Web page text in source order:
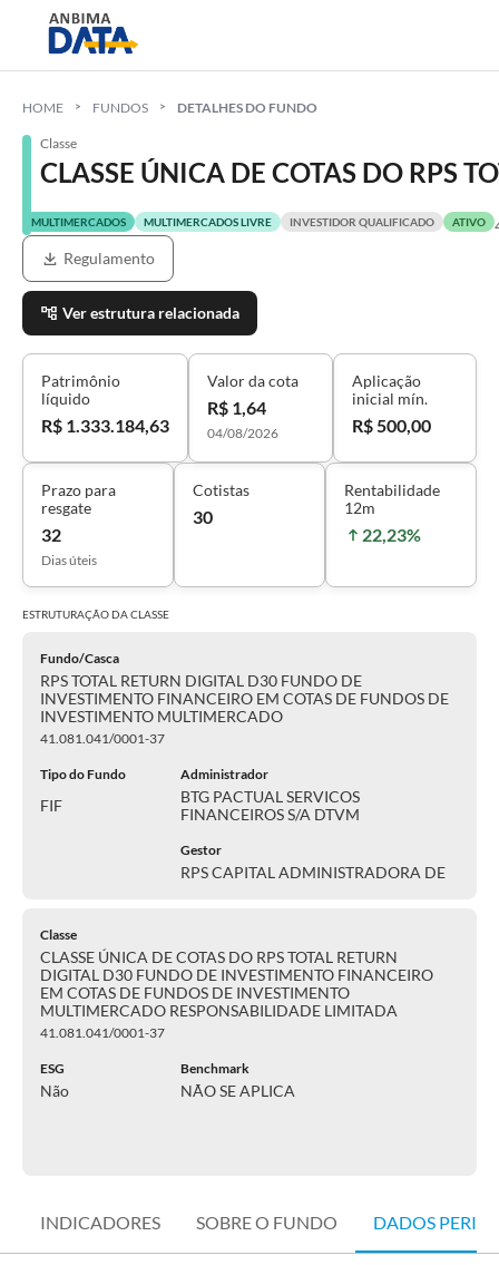
HOME FUNDOS DETALHES DO FUNDO
Classe
CLASSE ÚNICA DE COTAS DO RPS
MULTIMERCADOS MULTIMERCADOS LIVRE INVESTIDOR QUALIFICADO ATIVO
Regulamento
Ver estrutura relacionada
Patrimônio
líquido
R$ 1.333.184,63
Valor da cota
R$ 1,64
04/08/2026
Aplicação
inicial mín.
R$ 500,00
Prazo para
resgate
32
Dias úteis
Cotistas
30
Rentabilidade
12m
22,23%
ESTRUTURAÇÃO DACLASSE
Fundo/Casca
RPS TOTAL RETURN DIGITAL D30 FUNDO DE
INVESTIMENTO FINANCEIRO EM COTAS DE FUNDOS DE
INVESTIMENTO MULTIMERCADO
41.081.041/0001-37
Tipo do Fundo
FIF
Administrador
BTG PACTUAL SERVICOS
FINANCEIROS S/A DTVM
Gestor
RPS CAPITAL ADMINISTRADORA DE
Classe
CLASSE ÚNICA DE COTAS DO RPS TOTAL RETURN
DIGITAL D30 FUNDO DE INVESTIMENTO FINANCEIRO
EM COTAS DE FUNDOS DE INVESTIMENTO
MULTIMERCADO RESPONSABILIDADE LIMITADA
41.081.041/0001-37
ESG
Não
Benchmark
NÃO SE APLICA
INDICADORES SOBRE O FUNDO DADOS